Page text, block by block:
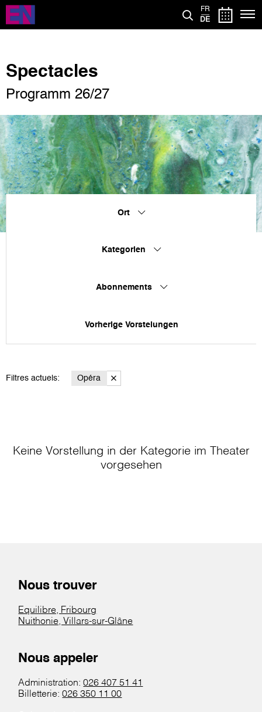
Direkt
zum
Inhalt
FR
DE
Spectacles
Programm 26/27
Ort
Kategorien
Abonnements
Vorherige Vorstelungen
Filtres actuels: Opéra
Keine Vorstellung in der Kategorie im Theater
vorgesehen
Nous trouver
Equilibre, Fribourg
Nuithonie, Villars-sur-Glâne
Nous appeler
Administration:026 407 51 41
Billetterie:026 350 11 00